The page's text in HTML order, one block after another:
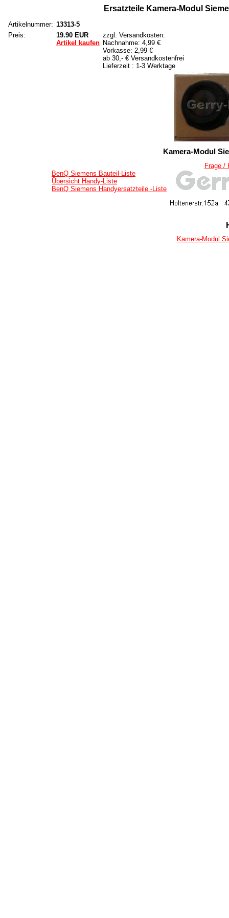
Ersatzteile Kamera-Modul
Artikelnummer: 13313-5
Preis:
19.90 EUR
Artikel kaufen
zzgl. Versandkosten:
Nachnahme: 4,99 €
Vorkasse: 2,99 €
ab 30,- € Versandkostenfrei
Lieferzeit : 1-3 Werktage
Kamera-Modul
Frage /
BenQ Siemens Bauteil-Liste
Übersicht Handy-Liste
BenQ Siemens Handyersatzteile -Liste
Kamera-Modul